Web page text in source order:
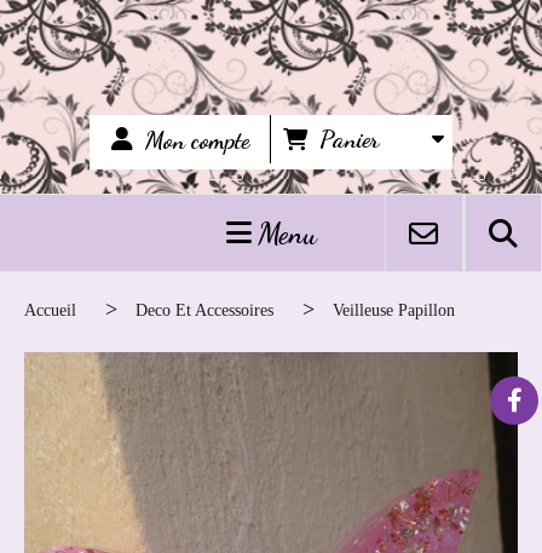
Mon compte Panier
Menu
Accueil Deco Et Accessoires Veilleuse Papillon